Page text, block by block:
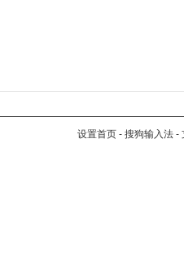
设置首页 - 搜狗输入法 -